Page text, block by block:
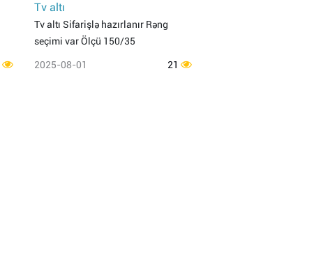
Tv altı
Tv altı Sifarişlə hazırlanır Rəng
seçimi var Ölçü 150/35
2025-08-01 21